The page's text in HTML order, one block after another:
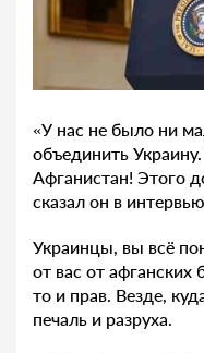
«У нас не было ни
объединить
Афганистан! Этого
сказал он в
Украинцы, вы всё
от вас от афганских
то и прав. Везде,
печаль и разруха.